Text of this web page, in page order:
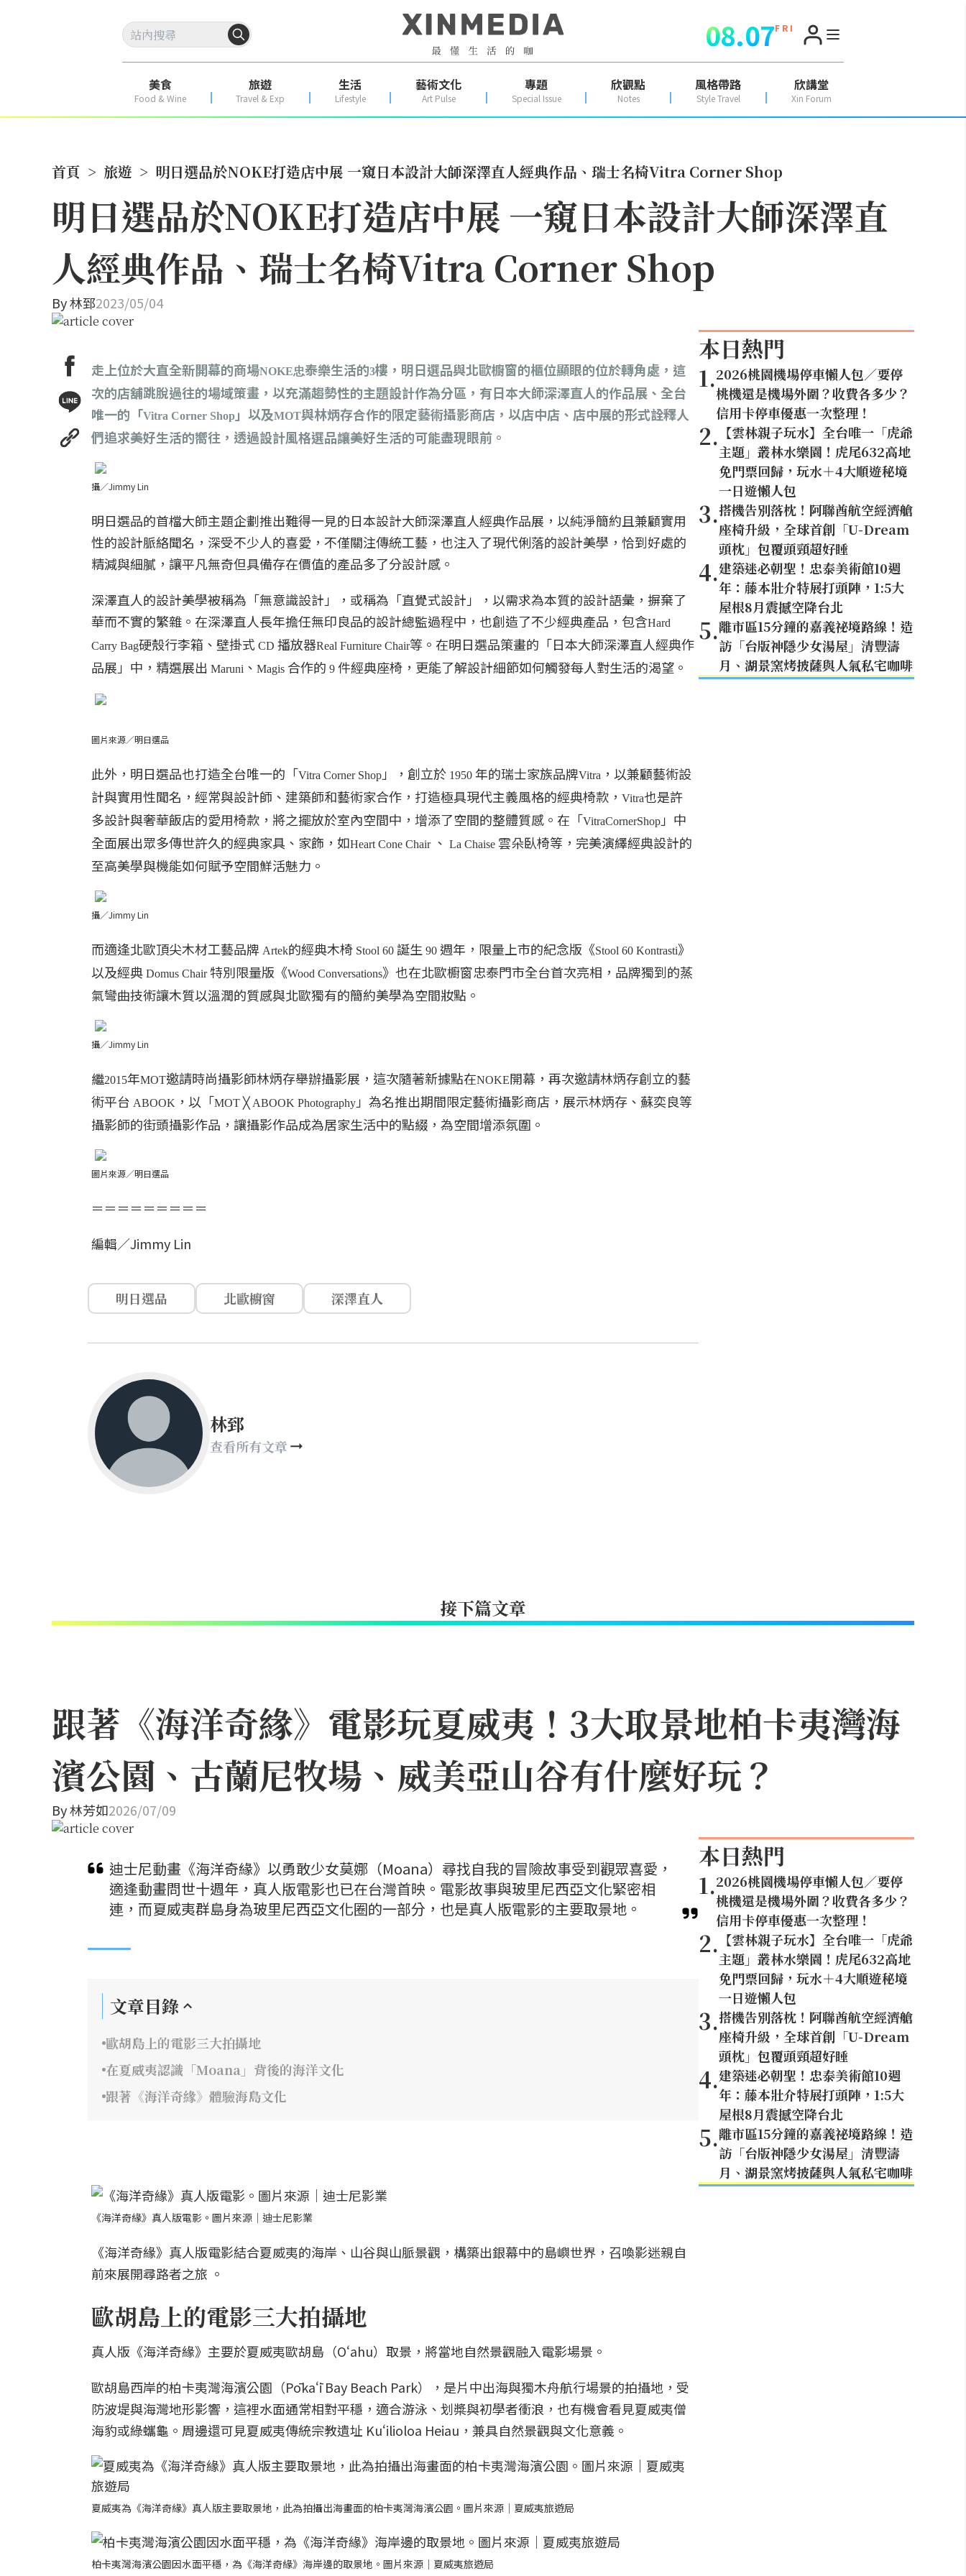
08.07F R I
美食
Food & Wine
旅遊
Travel & Exp
生活
Lifestyle
藝術文化
Art Pulse
專題
Special Issue
欣觀點
Notes
風格帶路
Style Travel
欣講堂
Xin Forum
首頁 > 旅遊 > 明日選品於NOKE打造店中展 一窺日本設計大師深澤直人經典作品、瑞士名椅Vitra Corner Shop
明日選品於NOKE打造店中展 一窺日本設計大師深澤直
人經典作品、瑞士名椅Vitra Corner Shop
By林郅2023/05/04
走上位於大直全新開幕的商場NOKE忠泰樂生活的3樓，明日選品與北歐櫥窗的櫃位顯眼的位於轉角處，這
次的店舖跳脫過往的場域策畫，以充滿趨勢性的主題設計作為分區，有日本大師深澤直人的作品展、全台
唯一的「Vitra Corner Shop 」以及MOT與林炳存合作的限定藝術攝影商店，以店中店、店中展的形式詮釋人
們追求美好生活的嚮往，透過設計風格選品讓美好生活的可能盡現眼前。
攝／Jimmy Lin
明日選品的首檔大師主題企劃推出難得一見的日本設計大師深澤直人經典作品展，以純淨簡約且兼顧實用
性的設計脈絡聞名，深受不少人的喜愛，不僅關注傳統工藝，也注入了現代俐落的設計美學，恰到好處的
精減與細膩，讓平凡無奇但具備存在價值的產品多了分設計感。
深澤直人的設計美學被稱為「無意識設計」，或稱為「直覺式設計」，以需求為本質的設計語彙，摒棄了
華而不實的繁雜。在深澤直人長年擔任無印良品的設計總監過程中，也創造了不少經典產品，包含Hard
Carry Bag硬殼行李箱、壁掛式 CD 播放器Real Furniture Chair等。在明日選品策畫的「日本大師深澤直人經典作
品展」中，精選展出 Maruni 、 Magis 合作的 9 件經典座椅，更能了解設計細節如何觸發每人對生活的渴望。
圖片來源／明日選品
此外，明日選品也打造全台唯一的「Vitra Corner Shop 」，創立於 1950 年的瑞士家族品牌Vitra ，以兼顧藝術設
計與實用性聞名，經常與設計師、建築師和藝術家合作，打造極具現代主義風格的經典椅款， Vitra也是許
多設計與奢華飯店的愛用椅款，將之擺放於室內空間中，增添了空間的整體質感。在「VitraCornerShop 」中
全面展出眾多傳世許久的經典家具、家飾，如Heart Cone Chair 、 La Chaise 雲朵臥椅等，完美演繹經典設計的
至高美學與機能如何賦予空間鮮活魅力。
攝／Jimmy Lin
而適逢北歐頂尖木材工藝品牌 Artek的經典木椅 Stool 60 誕生 90 週年，限量上市的紀念版《Stool 60 Kontrasti》
以及經典 Domus Chair特別限量版《Wood Conversations》也在北歐櫥窗忠泰門市全台首次亮相，品牌獨到的蒸
氣彎曲技術讓木質以溫潤的質感與北歐獨有的簡約美學為空間妝點。
攝／Jimmy Lin
繼2015年MOT邀請時尚攝影師林炳存舉辦攝影展，這次隨著新據點在NOKE開幕，再次邀請林炳存創立的藝
術平台 ABOOK ，以「MOT ╳ ABOOK Photography 」為名推出期間限定藝術攝影商店，展示林炳存、蘇奕良等
攝影師的街頭攝影作品，讓攝影作品成為居家生活中的點綴，為空間增添氛圍。
圖片來源／明日選品
＝＝＝＝＝＝＝＝＝
編輯／Jimmy Lin
明日選品 北歐櫥窗 深澤直人
林郅
查看所有文章
本日熱門
1.2026桃園機場停車懶人包／要停
桃機還是機場外圍？收費各多少？
信用卡停車優惠一次整理！
2. 【雲林親子玩水】全台唯一「虎爺
主題」叢林水樂園！虎尾632高地
免門票回歸，玩水＋4大順遊秘境
一日遊懶人包
3.搭機告別落枕！阿聯酋航空經濟艙
座椅升級，全球首創「U-Dream
頭枕」包覆頭頸超好睡
4.建築迷必朝聖！忠泰美術館10週
年：藤本壯介特展打頭陣，1:5大
屋根8月震撼空降台北
5.離市區15分鐘的嘉義祕境路線！造
訪「台版神隱少女湯屋」清豐濤
月、湖景窯烤披薩與人氣私宅咖啡
接下篇文章
跟著《海洋奇緣》電影玩夏威夷！3大取景地柏卡夷灣海
濱公園、古蘭尼牧場、威美亞山谷有什麼好玩？
By林芳如2026/07/09
迪士尼動畫《海洋奇緣》以勇敢少女莫娜（Moana）尋找自我的冒險故事受到觀眾喜愛，
適逢動畫問世十週年，真人版電影也已在台灣首映。電影故事與玻里尼西亞文化緊密相
連，而夏威夷群島身為玻里尼西亞文化圈的一部分，也是真人版電影的主要取景地。
文章目錄
歐胡島上的電影三大拍攝地
在夏威夷認識「Moana」背後的海洋文化
跟著《海洋奇緣》體驗海島文化
《海洋奇緣》真人版電影。圖片來源｜迪士尼影業
《海洋奇緣》真人版電影結合夏威夷的海岸、山谷與山脈景觀，構築出銀幕中的島嶼世界，召喚影迷親自
前來展開尋路者之旅 。
歐胡島上的電影三大拍攝地
真人版《海洋奇緣》主要於夏威夷歐胡島（Oʻahu）取景，將當地自然景觀融入電影場景。
歐胡島西岸的柏卡夷灣海濱公園（Pōkaʻī Bay Beach Park），是片中出海與獨木舟航行場景的拍攝地，受
防波堤與海灣地形影響，這裡水面通常相對平穩，適合游泳、划槳與初學者衝浪，也有機會看見夏威夷僧
海豹或綠蠵龜。周邊還可見夏威夷傳統宗教遺址 Kuʻilioloa Heiau，兼具自然景觀與文化意義。
夏威夷為《海洋奇緣》真人版主要取景地，此為拍攝出海畫面的柏卡夷灣海濱公園。圖片來源｜夏威夷旅遊局
柏卡夷灣海濱公園因水面平穩，為《海洋奇緣》海岸邊的取景地。圖片來源｜夏威夷旅遊局
本日熱門
1.2026桃園機場停車懶人包／要停
桃機還是機場外圍？收費各多少？
信用卡停車優惠一次整理！
2. 【雲林親子玩水】全台唯一「虎爺
主題」叢林水樂園！虎尾632高地
免門票回歸，玩水＋4大順遊秘境
一日遊懶人包
3.搭機告別落枕！阿聯酋航空經濟艙
座椅升級，全球首創「U-Dream
頭枕」包覆頭頸超好睡
4.建築迷必朝聖！忠泰美術館10週
年：藤本壯介特展打頭陣，1:5大
屋根8月震撼空降台北
5.離市區15分鐘的嘉義祕境路線！造
訪「台版神隱少女湯屋」清豐濤
月、湖景窯烤披薩與人氣私宅咖啡